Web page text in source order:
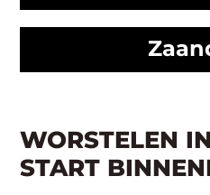
WORSTELEN
START